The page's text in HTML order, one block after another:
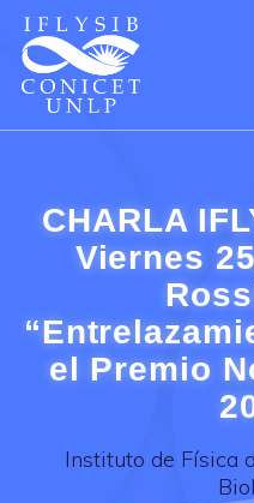
CHARLA
Viernes
el Premio
Instituto de Física